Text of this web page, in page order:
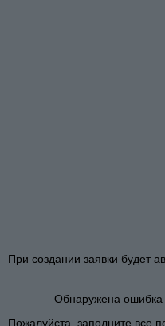
При создании заявки будет
Обнаружена
Пожалуйста, заполните все